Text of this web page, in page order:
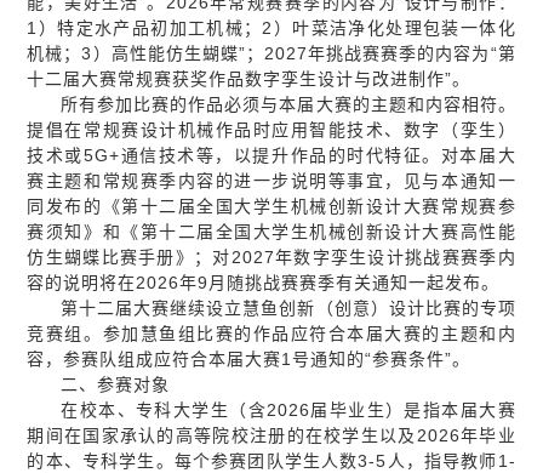
1）特定水产品初加工机械；2）叶菜洁净化处理包装一体化
机械；3）高性能仿生蝴蝶”；2027年挑战赛赛季的内容为“第
十二届大赛常规赛获奖作品数字孪生设计与改进制作”。
所有参加比赛的作品必须与本届大赛的主题和内容相符。
提倡在常规赛设计机械作品时应用智能技术、数字（孪生）
技术或5G+通信技术等，以提升作品的时代特征。对本届大
赛主题和常规赛季内容的进一步说明等事宜，见与本通知一
同发布的《第十二届全国大学生机械创新设计大赛常规赛参
赛须知》和《第十二届全国大学生机械创新设计大赛高性能
仿生蝴蝶比赛手册》；对2027年数字孪生设计挑战赛赛季内
容的说明将在2026年9月随挑战赛赛季有关通知一起发布。
第十二届大赛继续设立慧鱼创新（创意）设计比赛的专项
竞赛组。参加慧鱼组比赛的作品应符合本届大赛的主题和内
容，参赛队组成应符合本届大赛1号通知的“参赛条件”。
二、参赛对象
在校本、专科大学生（含2026届毕业生）是指本届大赛
期间在国家承认的高等院校注册的在校学生以及2026年毕业
的本、专科学生。每个参赛团队学生人数3-5人，指导教师1-